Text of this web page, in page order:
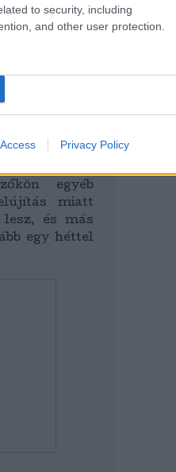
to security, including
and other user protection.
Privacy Policy
Jellemzően
buszon kb 8-
Az összes
feltüntetve.
a képet.
egyéb
miatt
és más
egy héttel